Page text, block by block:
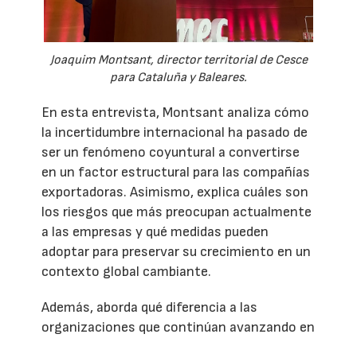
Joaquim Montsant, director territorial de Cesce
para Cataluña y Baleares.
En esta entrevista, Montsant analiza cómo
la incertidumbre internacional ha pasado de
ser un fenómeno coyuntural a convertirse
en un factor estructural para las compañías
exportadoras. Asimismo, explica cuáles son
los riesgos que más preocupan actualmente
a las empresas y qué medidas pueden
adoptar para preservar su crecimiento en un
contexto global cambiante.
Además, aborda qué diferencia a las
organizaciones que continúan avanzando en